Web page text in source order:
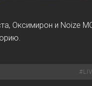
Оксимирон и Noize
#